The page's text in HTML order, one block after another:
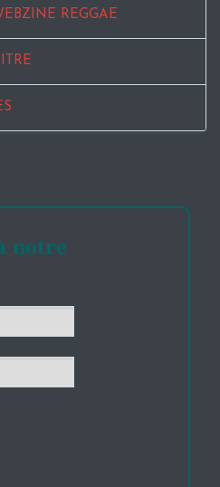
REGGAE
notre